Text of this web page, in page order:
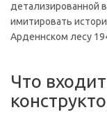
детализированной
имитировать
Арденнском лесу
Что